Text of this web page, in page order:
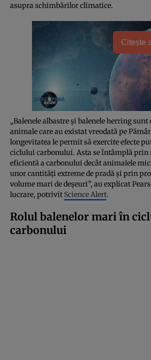
asupra schimbărilor climatice.
Citește
„Balenele albastre și balenele herring
animale care au existat vreodată pe
longevitatea le permit să exercite efecte
ciclului carbonului. Asta se întâmplă prin
eficientă a carbonului decât animalele
unor cantități extreme de pradă și prin
volume mari de deșeuri”, au explicat
lucrare, potrivit Science Alert.
Rolul balenelor mari în
carbonului